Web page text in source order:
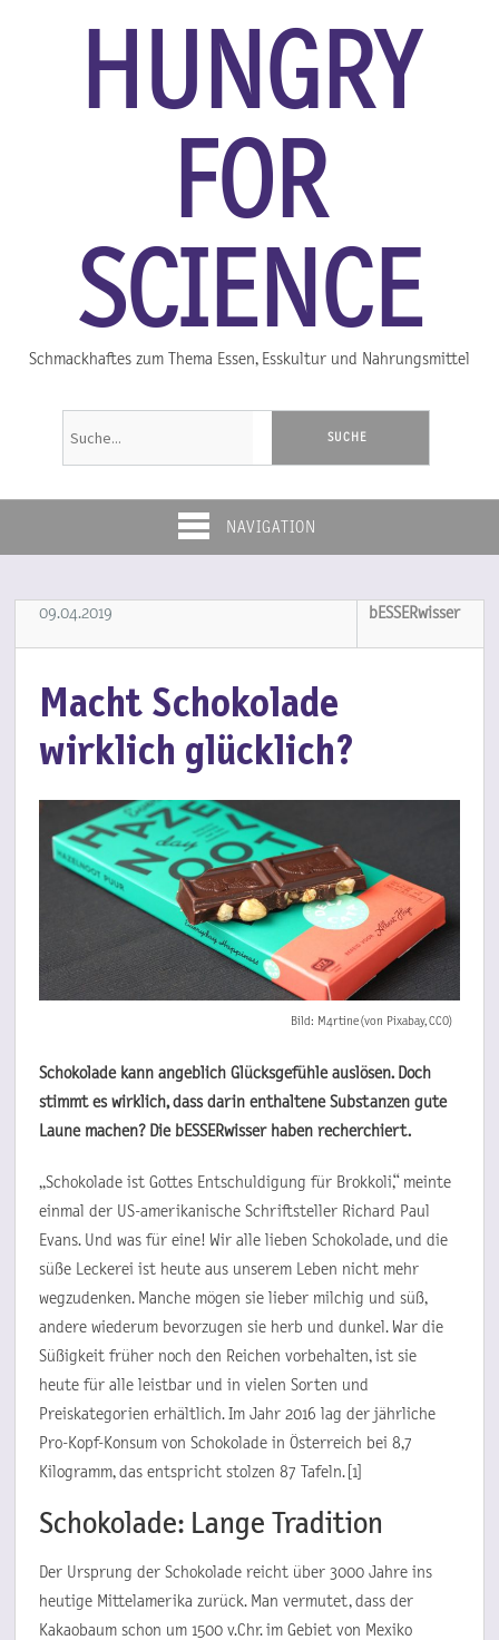
HUNGRY
FOR
SCIENCE
Schmackhaftes zum Thema Essen, Esskultur und Nahrungsmittel
NAVIGATION
09.04.2019 bESSERwisser
Macht Schokolade
wirklich glücklich?
Bild: M4rtine (von Pixabay, CCO)
Schokolade kann angeblich Glücksgefühle auslösen. Doch
stimmt es wirklich, dass darin enthaltene Substanzen gute
Laune machen? Die bESSERwisser haben recherchiert.
„Schokolade ist Gottes Entschuldigung für Brokkoli,“ meinte
einmal der US-amerikanische Schriftsteller Richard Paul
Evans. Und was für eine! Wir alle lieben Schokolade, und die
süße Leckerei ist heute aus unserem Leben nicht mehr
wegzudenken. Manche mögen sie lieber milchig und süß,
andere wiederum bevorzugen sie herb und dunkel. War die
Süßigkeit früher noch den Reichen vorbehalten, ist sie
heute für alle leistbar und in vielen Sorten und
Preiskategorien erhältlich. Im Jahr 2016 lag der jährliche
Pro-Kopf-Konsum von Schokolade in Österreich bei 8,7
Kilogramm, das entspricht stolzen 87 Tafeln. [1]
Schokolade: Lange Tradition
Der Ursprung der Schokolade reicht über 3000 Jahre ins
heutige Mittelamerika zurück. Man vermutet, dass der
Kakaobaum schon um 1500 v.Chr. im Gebiet von Mexiko